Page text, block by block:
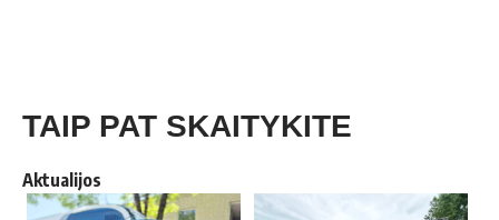
TAIP PAT SKAITYKITE
Aktualijos